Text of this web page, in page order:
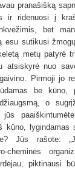
pranašišką
ir ridenuosi į
bet
esu sutikusi
metų patyrė
atsiskyrė nuo
Pirmoji jo
be kūno,
o
kūno, lygindamas
Jūs rašote:
cheminės
piktinausi